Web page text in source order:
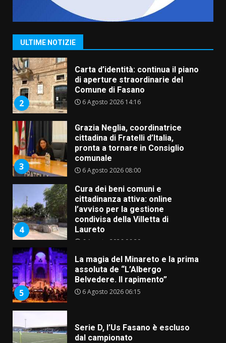
ULTIME NOTIZIE
1
Fasanese ferito a colpi di arma
da fuoco
6 Agosto 2026 18:13
2
Carta d’identità: continua il piano
di aperture straordinarie del
Comune di Fasano
6 Agosto 2026 14:16
3
Grazia Neglia, coordinatrice
cittadina di Fratelli d’Italia,
pronta a tornare in Consiglio
comunale
6 Agosto 2026 08:00
4
Cura dei beni comuni e
cittadinanza attiva: online
l’avviso per la gestione
condivisa della Villetta di
Laureto
6 Agosto 2026 06:20
5
La magia del Minareto e la prima
assoluta de “L’Albergo
Belvedere. Il rapimento”
6 Agosto 2026 06:15
Serie D, l’Us Fasano è escluso
dal campionato